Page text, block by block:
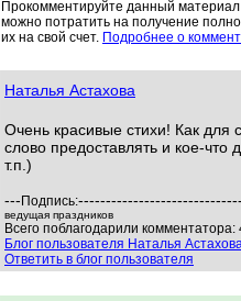
Прокомментируйте данный
можно потратить на получение
их на свой счет. Подробнее о
Наталья Астахова
Очень красивые стихи! Как
слово предоставлять и кое-
т.п.)
--- Подпись:
ведущая праздников
Всего поблагодарили
Блог пользователя Наталья
Ответить в блог пользователя